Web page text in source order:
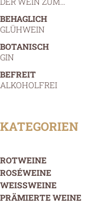
BEHAGLICH
GLÜHWEIN
BOTANISCH
GIN
BEFREIT
ALKOHOLFREI
KATEGORIEN
ROTWEINE
ROSÉWEINE
WEISSWEINE
PRÄMIERTE WEINE